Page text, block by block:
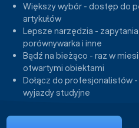
Większy wybór - dostęp do
artykułów
Lepsze narzędzia -
porównywarka i inne
Bądź na bieżąco - raz w
otwartymi obiektami
Dołącz do profesjonalistów
wyjazdy studyjne